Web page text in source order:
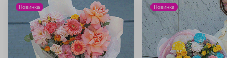
Новинка Новинка